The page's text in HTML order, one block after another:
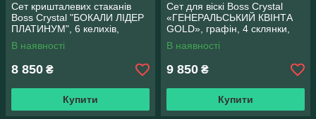
Сет кришталевих стаканів
Boss Crystal "БОКАЛИ ЛІДЕР
ПЛАТИНУМ", 6 келихів,
платина, срібло, золото
В наявності
8 850 ₴
Купити
Сет для віскі Boss Crystal
«ГЕНЕРАЛЬСЬКИЙ КВІНТА
GOLD», графін, 4 склянки,
золото та срібло
В наявності
9 850 ₴
Купити